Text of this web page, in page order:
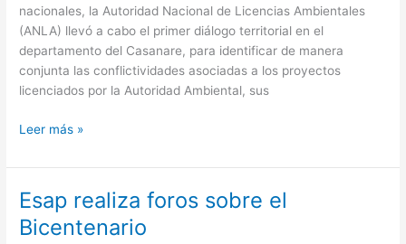
nacionales, la Autoridad Nacional de Licencias Ambientales
(ANLA) llevó a cabo el primer diálogo territorial en el
departamento del Casanare, para identificar de manera
conjunta las conflictividades asociadas a los proyectos
licenciados por la Autoridad Ambiental, sus
Leer más »
Esap realiza foros sobre el
Bicentenario
Esap
realiza
foros